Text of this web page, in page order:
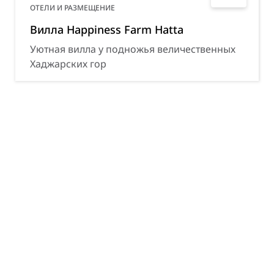
ОТЕЛИ И РАЗМЕЩЕНИЕ
Вилла Happiness Farm Hatta
Уютная вилла у подножья величественных
Хаджарских гор